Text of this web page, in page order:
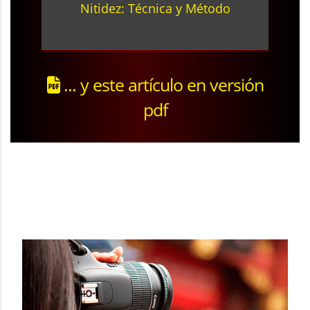
Nitidez: Técnica y Método
... y este artículo en versión
pdf